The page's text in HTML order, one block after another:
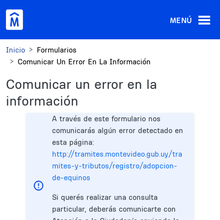
MENÚ
Inicio
Formularios
Comunicar Un Error En La Información
Comunicar un error en la
información
A través de este formulario nos
comunicarás algún error detectado en
esta página:
http://tramites.montevideo.gub.uy/tra
mites-y-tributos/registro/adopcion-
de-equinos
Si querés realizar una consulta
particular, deberás comunicarte con